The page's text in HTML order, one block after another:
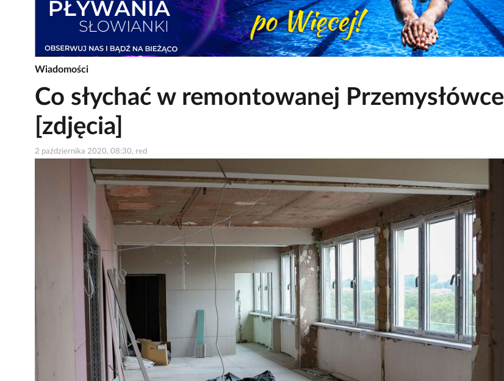
Wiadomości
Co słychać w remontowanej Przemysłówce
[zdjęcia]
2 października 2020, 08:30, red